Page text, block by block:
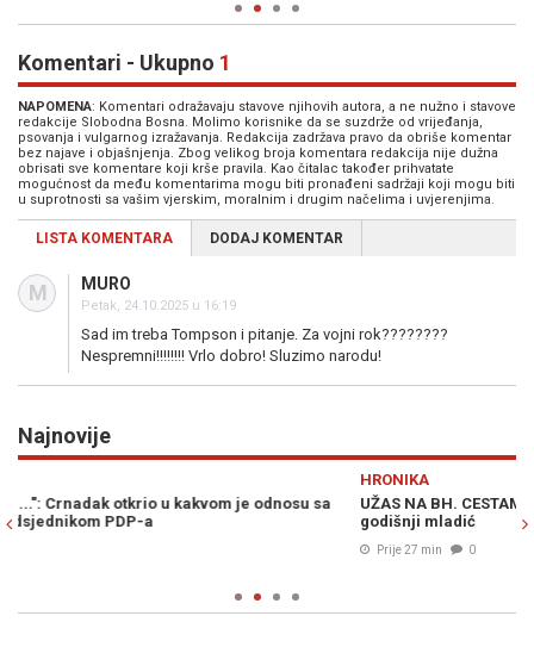
Komentari - Ukupno 1
NAPOMENA: Komentari odražavaju stavove njihovih autora, a ne nužno i stavove
redakcije Slobodna Bosna. Molimo korisnike da se suzdrže od vrijeđanja,
psovanja i vulgarnog izražavanja. Redakcija zadržava pravo da obriše komentar
bez najave i objašnjenja. Zbog velikog broja komentara redakcija nije dužna
obrisati sve komentare koji krše pravila. Kao čitalac također prihvatate
mogućnost da među komentarima mogu biti pronađeni sadržaji koji mogu biti
u suprotnosti sa vašim vjerskim, moralnim i drugim načelima i uvjerenjima.
LISTA KOMENTARA DODAJ KOMENTAR
M MURO
Petak, 24.10.2025 u 16:19
Sad im treba Tompson i pitanje. Za vojni rok????????
Nespremni!!!!!!!! Vrlo dobro! Sluzimo narodu!
Najnovije
UŽAS NA BH. CESTAMA: U slijetanju vozila s kolovoza poginuo 23-
godišnji mladić